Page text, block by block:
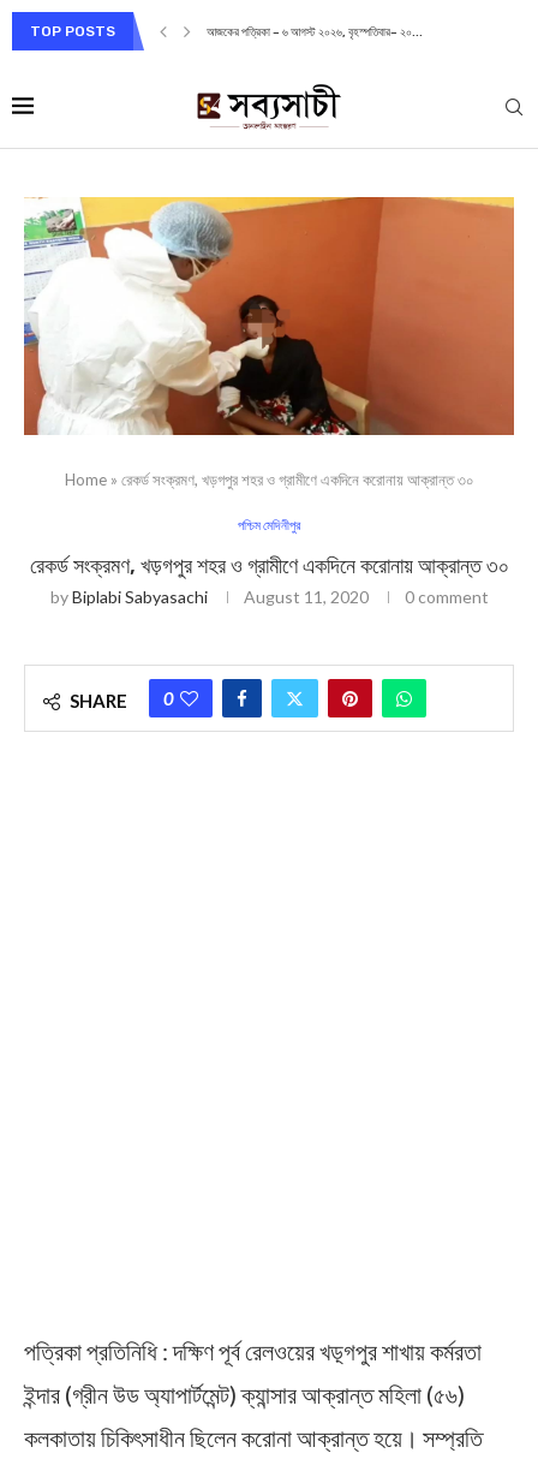
TOP POSTS আজকের পত্রিকা – ৬ আগস্ট ২০২৬, বৃহস্পতিবার– ২০...
Home» রেকর্ড সংক্রমণ, খড়গপুর শহর ও গ্রামীণে একদিনে করোনায় আক্রান্ত ৩০
পশ্চিম মেদিনীপুর
রেকর্ড সংক্রমণ, খড়গপুর শহর ও গ্রামীণে একদিনে করোনায় আক্রান্ত ৩০
byBiplabi Sabyasachi August 11, 2020 0 comment
SHARE 0
পত্রিকা প্রতিনিধি : দক্ষিণ পূর্ব রেলওয়ের খড়্গপুর শাখায় কর্মরতা
ইন্দার (গ্রীন উড অ্যাপার্টমেন্ট) ক্যান্সার আক্রান্ত মহিলা (৫৬)
কলকাতায় চিকিৎসাধীন ছিলেন করোনা আক্রান্ত হয়ে। সম্প্রতি